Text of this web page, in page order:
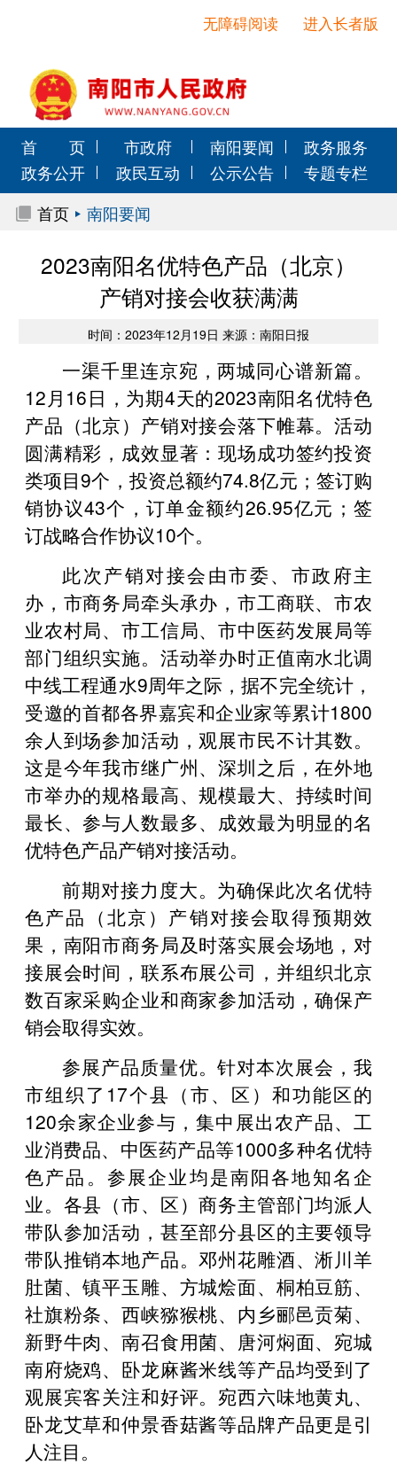
进入长者版
无障碍阅读
首 页 市政府 南阳要闻
政务服务
政务公开
政民互动 公示公告
专题专栏
首页
南阳要闻
2023南阳名优特色产品（北京）
产销对接会收获满满
时间：2023年12月19日 来源：南阳日报
一渠千里连京宛，两城同心谱新篇。
12月16日，为期4天的2023南阳名优特色
产品（北京）产销对接会落下帷幕。活动
圆满精彩，成效显著：现场成功签约投资
类项目9个，投资总额约74.8亿元；签订购
销协议43个，订单金额约26.95亿元；签
订战略合作协议10个。
此次产销对接会由市委、市政府主
办，市商务局牵头承办，市工商联、市农
业农村局、市工信局、市中医药发展局等
部门组织实施。活动举办时正值南水北调
中线工程通水9周年之际，据不完全统计，
受邀的首都各界嘉宾和企业家等累计1800
余人到场参加活动，观展市民不计其数。
这是今年我市继广州、深圳之后，在外地
市举办的规格最高、规模最大、持续时间
最长、参与人数最多、成效最为明显的名
优特色产品产销对接活动。
前期对接力度大。为确保此次名优特
色产品（北京）产销对接会取得预期效
果，南阳市商务局及时落实展会场地，对
接展会时间，联系布展公司，并组织北京
数百家采购企业和商家参加活动，确保产
销会取得实效。
参展产品质量优。针对本次展会，我
市组织了17个县（市、区）和功能区的
120余家企业参与，集中展出农产品、工
业消费品、中医药产品等1000多种名优特
色产品。参展企业均是南阳各地知名企
业。各县（市、区）商务主管部门均派人
带队参加活动，甚至部分县区的主要领导
带队推销本地产品。邓州花雕酒、淅川羊
肚菌、镇平玉雕、方城烩面、桐柏豆筋、
社旗粉条、西峡猕猴桃、内乡郦邑贡菊、
新野牛肉、南召食用菌、唐河焖面、宛城
南府烧鸡、卧龙麻酱米线等产品均受到了
观展宾客关注和好评。宛西六味地黄丸、
卧龙艾草和仲景香菇酱等品牌产品更是引
人注目。